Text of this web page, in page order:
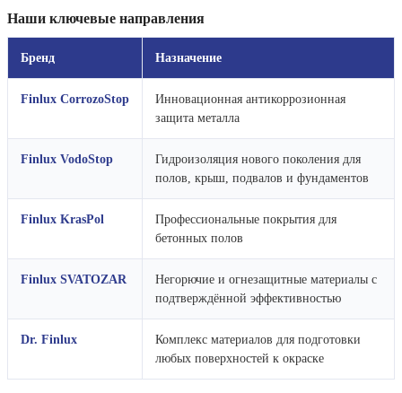
Наши ключевые направления
Бренд Назначение
Finlux CorrozoStop
Инновационная антикоррозионная
защита металла
Finlux VodoStop
Гидроизоляция нового поколения для
полов, крыш, подвалов и фундаментов
Finlux KrasPol
Профессиональные покрытия для
бетонных полов
Finlux SVATOZAR
Негорючие и огнезащитные материалы с
подтверждённой эффективностью
Dr. Finlux
Комплекс материалов для подготовки
любых поверхностей к окраске